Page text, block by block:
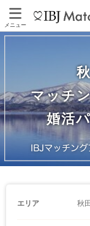
メニュー
マッチ
婚活
エリア 秋田